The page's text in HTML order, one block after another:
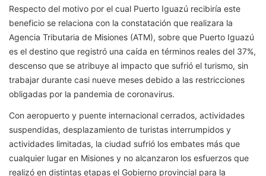
Respecto del motivo por el cual Puerto Iguazú recibiría este
beneficio se relaciona con la constatación que realizara la
Agencia Tributaria de Misiones (ATM), sobre que Puerto Iguazú
es el destino que registró una caída en términos reales del 37%,
descenso que se atribuye al impacto que sufrió el turismo, sin
trabajar durante casi nueve meses debido a las restricciones
obligadas por la pandemia de coronavirus.
Con aeropuerto y puente internacional cerrados, actividades
suspendidas, desplazamiento de turistas interrumpidos y
actividades limitadas, la ciudad sufrió los embates más que
cualquier lugar en Misiones y no alcanzaron los esfuerzos que
realizó en distintas etapas el Gobierno provincial para la